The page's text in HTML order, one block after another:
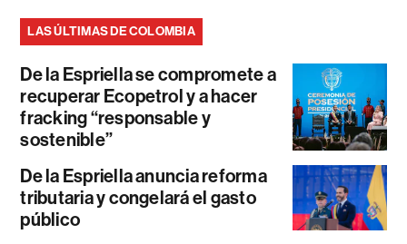
LAS ÚLTIMAS DE COLOMBIA
De la Espriella se compromete a
recuperar Ecopetrol y a hacer
fracking “responsable y
sostenible”
De la Espriella anuncia reforma
tributaria y congelará el gasto
público